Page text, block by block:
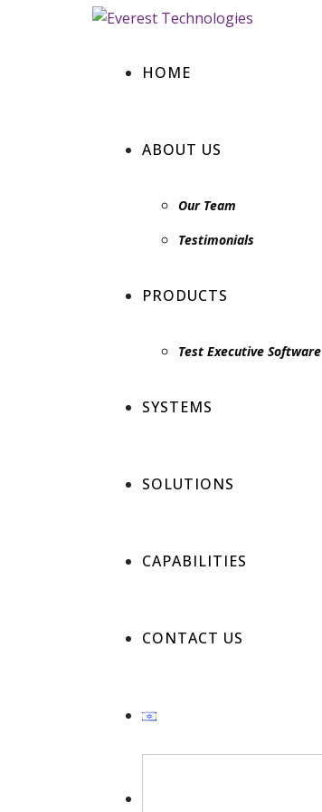
HOME
ABOUT US
Our Team
Testimonials
PRODUCTS
Test Executive Software
SYSTEMS
SOLUTIONS
CAPABILITIES
CONTACT US